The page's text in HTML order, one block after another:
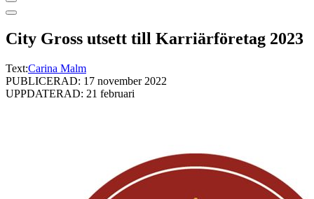
City Gross utsett till Karriärföretag 2023
Text:Carina Malm
PUBLICERAD: 17 november 2022
UPPDATERAD: 21 februari